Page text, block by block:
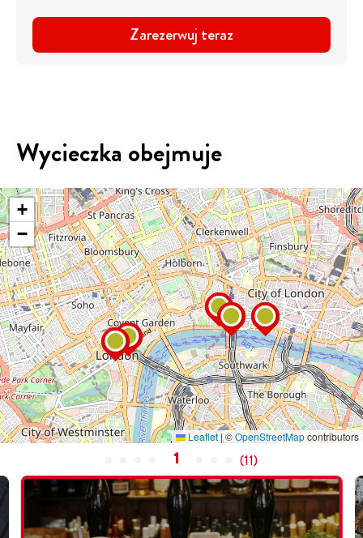
Zarezerwuj teraz
Wycieczka obejmuje
+
−
Leaflet|©OpenStreetMapcontributors
1 (11)